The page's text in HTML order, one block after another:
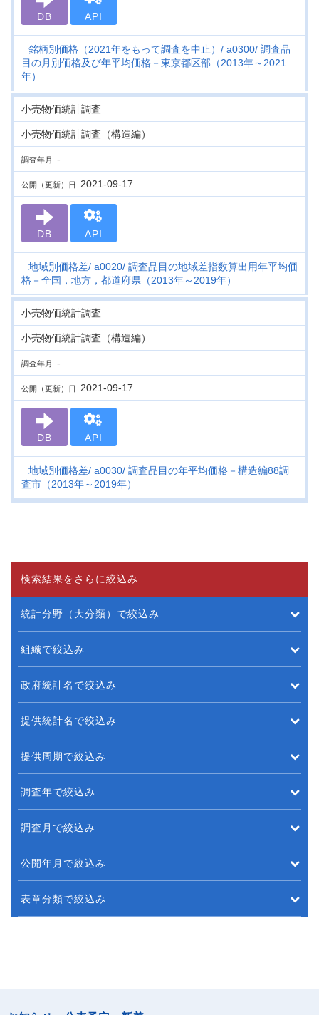
DB API
銘柄別価格（2021年をもって調査を中止） a0300 調査品
目の月別価格及び年平均価格－東京都区部（2013年～2021
年）
小売物価統計調査
小売物価統計調査（構造編）
調査年月 -
公開（更新）日 2021-09-17
DB API
地域別価格差 a0020 調査品目の地域差指数算出用年平均価
格－全国，地方，都道府県（2013年～2019年）
小売物価統計調査
小売物価統計調査（構造編）
調査年月 -
公開（更新）日 2021-09-17
DB API
地域別価格差 a0030 調査品目の年平均価格－構造編88調
査市（2013年～2019年）
検索結果をさらに絞込み
統計分野（大分類）で絞込み
組織で絞込み
政府統計名で絞込み
提供統計名で絞込み
提供周期で絞込み
調査年で絞込み
調査月で絞込み
公開年月で絞込み
表章分類で絞込み